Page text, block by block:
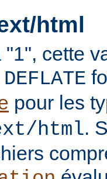
html
cette
DEFLATE
pour les
html.